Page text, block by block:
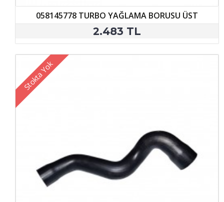
058145778 TURBO YAĞLAMA BORUSU ÜST
2.483 TL
Stokta Yok